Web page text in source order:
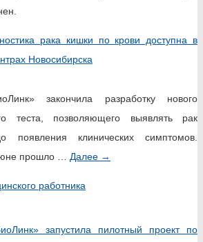
рака кишки по крови доступна в
Новосибирска
закончила разработку нового
теста, позволяющего выявлять рак
клинических симптомов.
прошло … Далее →
работника
запустила пилотный проект по